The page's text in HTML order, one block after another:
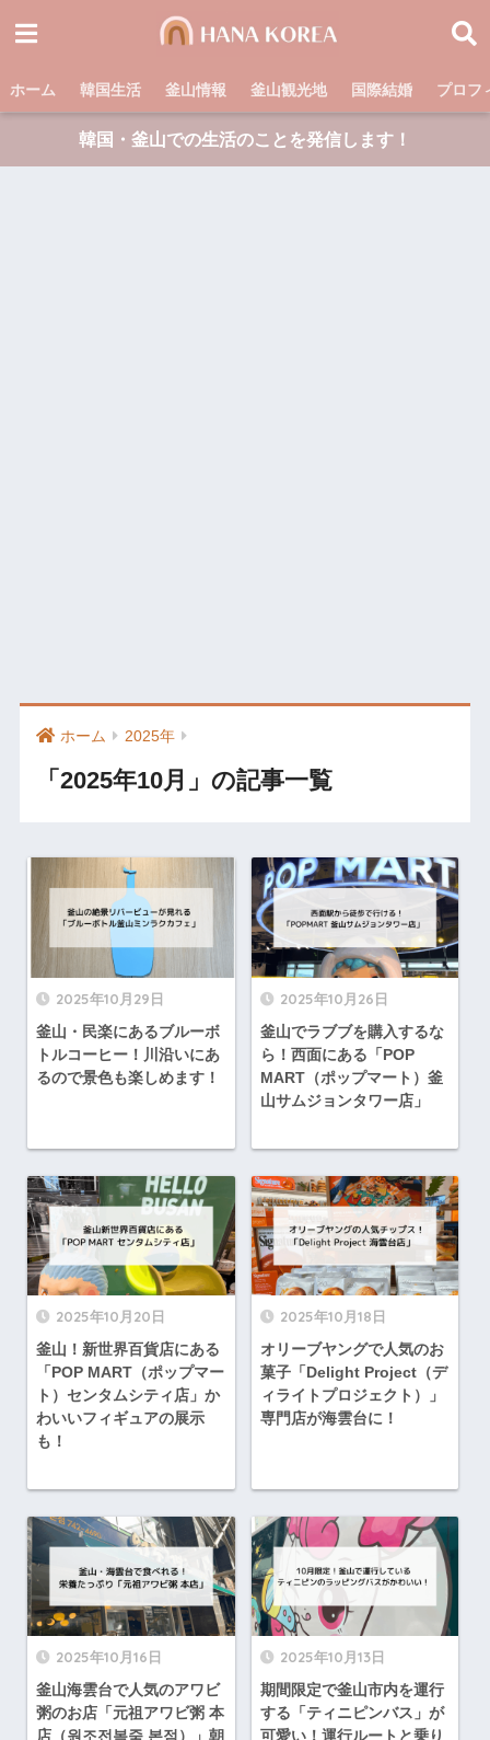
ホーム 韓国生活 釜山情報 釜山観光地 国際結婚 プロフ
韓国・釜山での生活のことを発信します！
ホーム 2025年
「2025年10月」の記事一覧
2025年10月29日
釜山・民楽にあるブルーボ
トルコーヒー！川沿いにあ
るので景色も楽しめます！
2025年10月26日
釜山でラブブを購入するな
ら！西面にある「POP
MART（ポップマート）釜
山サムジョンタワー店」
2025年10月20日
釜山！新世界百貨店にある
「POP MART（ポップマー
ト）センタムシティ店」か
わいいフィギュアの展示
も！
2025年10月18日
オリーブヤングで人気のお
菓子「Delight Project（デ
ィライトプロジェクト）」
専門店が海雲台に！
2025年10月16日
釜山海雲台で人気のアワビ
粥のお店「元祖アワビ粥 本
店（원조전복죽 본점）」朝
2025年10月13日
期間限定で釜山市内を運行
する「ティニピンバス」が
可愛い！運行ルートと乗り